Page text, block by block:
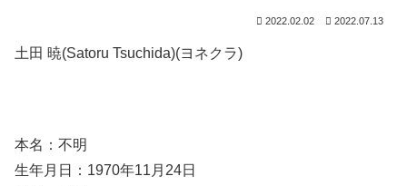
2022.02.02 2022.07.13
土田 暁(Satoru Tsuchida)(ヨネクラ)
本名：不明
生年月日：1970年11月24日